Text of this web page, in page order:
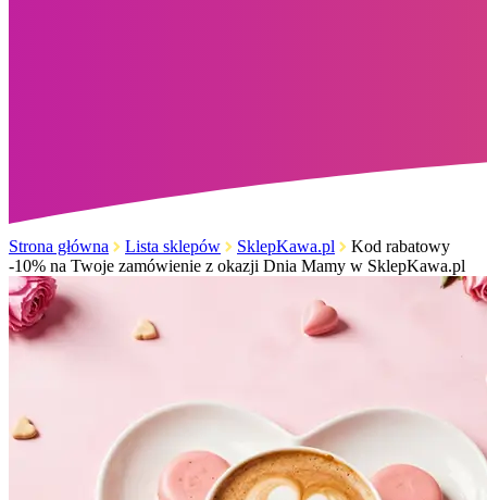
Strona główna Lista sklepów SklepKawa.pl
Kod rabatowy
-10% na Twoje zamówienie z okazji Dnia Mamy w SklepKawa.pl